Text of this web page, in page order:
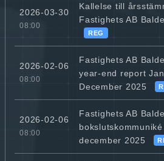
2026-03-30
08:00
Kallelse till
Fastighets AB
REG
2026-02-06
08:00
Fastighets AB
year-end report
December 2025
2026-02-06
08:00
Fastighets AB
december 2025